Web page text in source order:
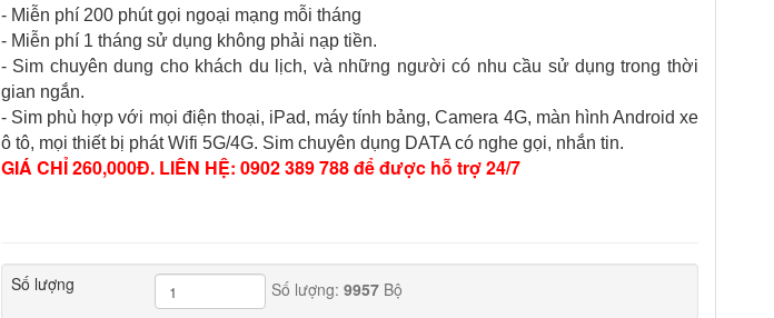
- Miễn phí 200 phút gọi ngoại mạng mỗi tháng
- Miễn phí 1 tháng sử dụng không phải nạp tiền.
- Sim chuyên dung cho khách du lịch, và những người có nhu cầu sử dụng trong thời
gian ngắn.
- Sim phù hợp với mọi điện thoại, iPad, máy tính bảng, Camera 4G, màn hình Android xe
ô tô, mọi thiết bị phát Wifi 5G/4G. Sim chuyên dụng DATA có nghe gọi, nhắn tin.
GIÁ CHỈ 260,000Đ. LIÊN HỆ: 0902 389 788 để được hỗ trợ 24/7
Số lượng Số lượng: 9957Bộ